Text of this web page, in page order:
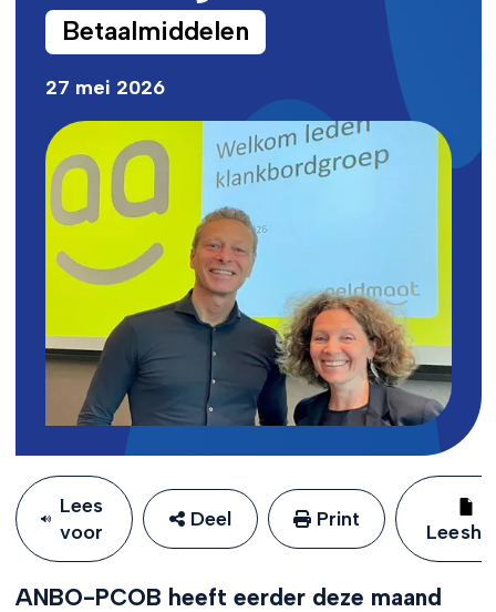
Betaalmiddelen
27 mei 2026
Lees
voor
Deel Print
ANBO-PCOB heeft eerder deze maand